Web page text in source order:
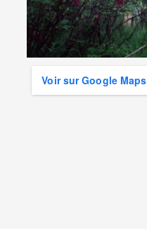
Voir sur Google Maps